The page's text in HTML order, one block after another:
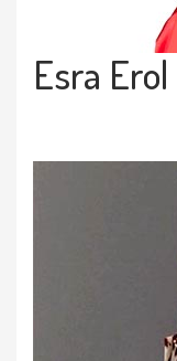
Esra Erol